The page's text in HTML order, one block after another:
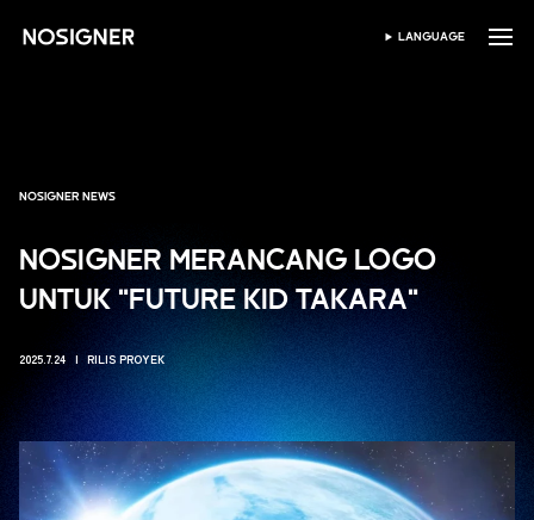
BERANDA PILIH BAHASA
LANGUAGE
NOSIGNER NEWS
NOSIGNER MERANCANG LOGO
UNTUK "FUTURE KID TAKARA"
2025.7.24 RILIS PROYEK